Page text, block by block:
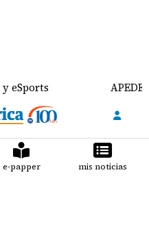
APEDE
e-papper mis noticias